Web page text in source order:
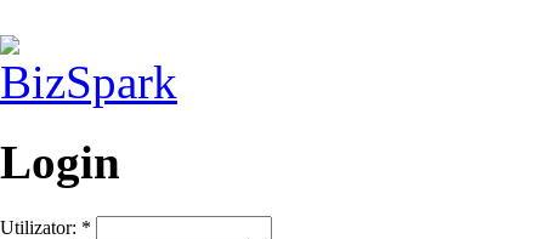
Login
Utilizator: *